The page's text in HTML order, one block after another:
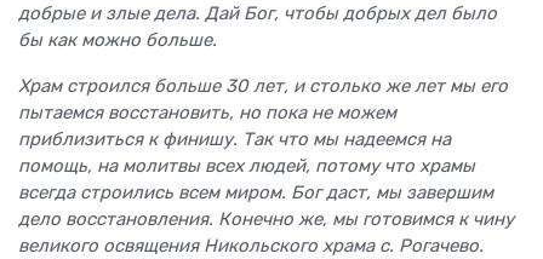
добрые и злые дела. Дай Бог, чтобы добрых дел было
бы как можно больше.
Храм строился больше 30 лет, и столько же лет мы его
пытаемся восстановить, но пока не можем
приблизиться к финишу. Так что мы надеемся на
помощь, на молитвы всех людей, потому что храмы
всегда строились всем миром. Бог даст, мы завершим
дело восстановления. Конечно же, мы готовимся к чину
великого освящения Никольского храма с. Рогачево.